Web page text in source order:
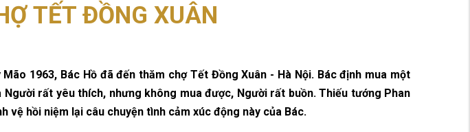
TẾT ĐỒNG XUÂN
1963, Bác Hồ đã đến thăm chợ Tết Đồng Xuân - Hà Nội. Bác định mua một
rất yêu thích, nhưng không mua được, Người rất buồn. Thiếu tướng Phan
vệ hồi niệm lại câu chuyện tình cảm xúc động này của Bác.